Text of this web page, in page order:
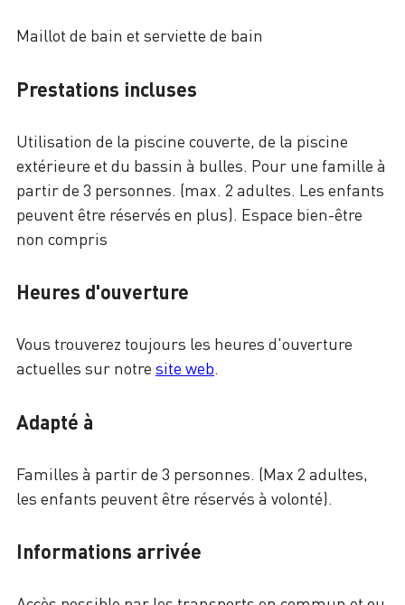
Maillot de bain et serviette de bain
Prestations incluses
Utilisation de la piscine couverte, de la piscine
extérieure et du bassin à bulles. Pour une famille à
partir de 3 personnes. (max. 2 adultes. Les enfants
peuvent être réservés en plus). Espace bien-être
non compris
Heures d'ouverture
Vous trouverez toujours les heures d'ouverture
actuelles sur notre site web.
Adapté à
Familles à partir de 3 personnes. (Max 2 adultes,
les enfants peuvent être réservés à volonté).
Informations arrivée